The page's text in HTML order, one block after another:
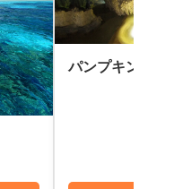
パンプキン鍾乳